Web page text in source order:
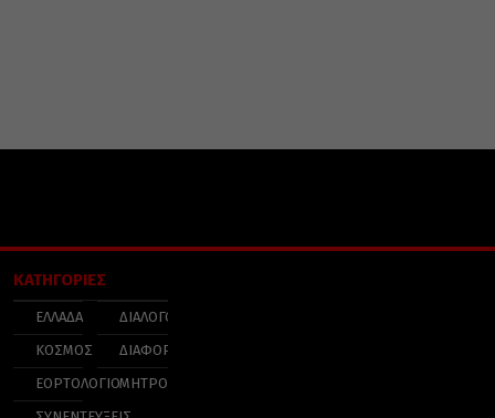
ΚΑΤΗΓΟΡΙΕΣ
ΕΛΛΑΔΑ
ΚΟΣΜΟΣ
ΕΟΡΤΟΛΟΓΙΟ
ΔΙΑΛΟΓΟΣ
ΔΙΑΦΟΡΑ
ΜΗΤΡΟΠΟΛΕΙΣ